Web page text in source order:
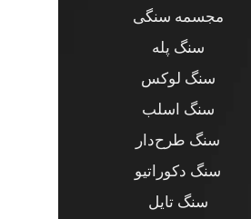
مجسمه سنگی
سنگ پله
سنگ لوکس
سنگ اسلب
سنگ طرح‌دار
سنگ دکوراتیو
سنگ تایل